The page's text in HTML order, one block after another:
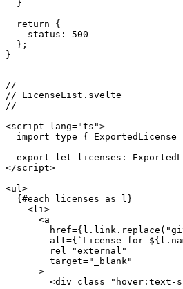
  if (licenses) {
      body: { licenses }
    };
  }
  };
}
//
// LicenseList.svelte
<script lang="ts">
export let licenses:
</script>
  {#each licenses as l}
alt={`License for